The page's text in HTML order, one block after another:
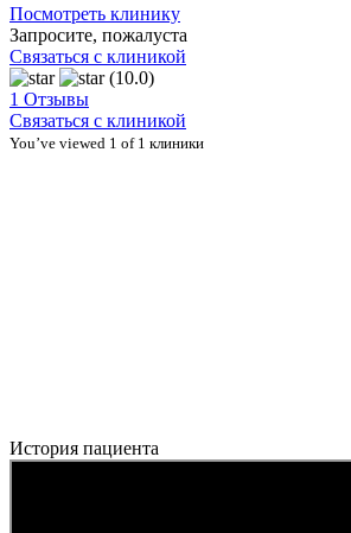
Посмотреть клинику
Запросите, пожалуста
Связаться с клиникой
(10.0)
1 Отзывы
Связаться с клиникой
You’ve viewed 1 of 1 клиники
История пациента